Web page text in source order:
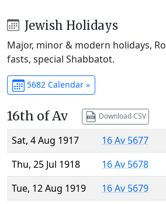
Jewish Holidays
Major, minor & modern holidays,
fasts, special Shabbatot.
5682 Calendar »
16th of Av Download CSV
Sat, 4 Aug 1917
16 Av 5677
Thu, 25 Jul 1918
16 Av 5678
Tue, 12 Aug 1919
16 Av 5679